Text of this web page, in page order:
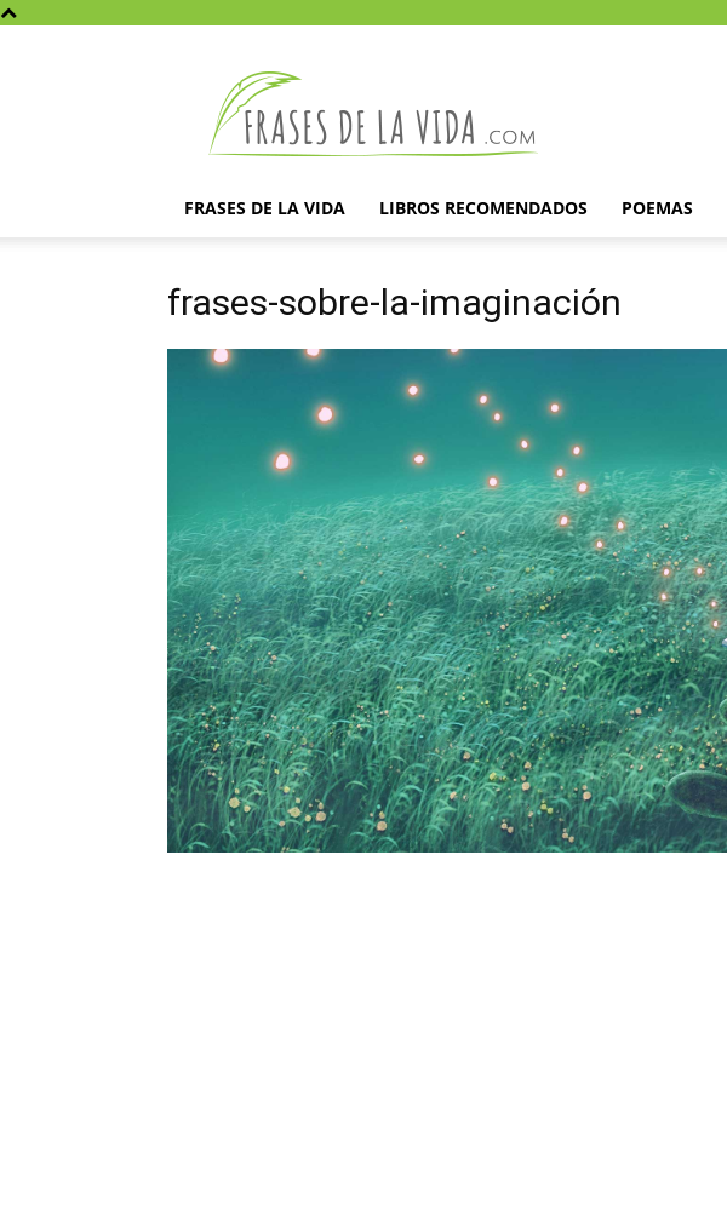
la
vida
FRASES DE LA VIDA LIBROS RECOMENDADOS POEMAS
frases-sobre-la-imaginación